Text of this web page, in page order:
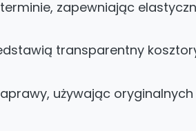
zapewniając
transparentny
używając oryginalnych